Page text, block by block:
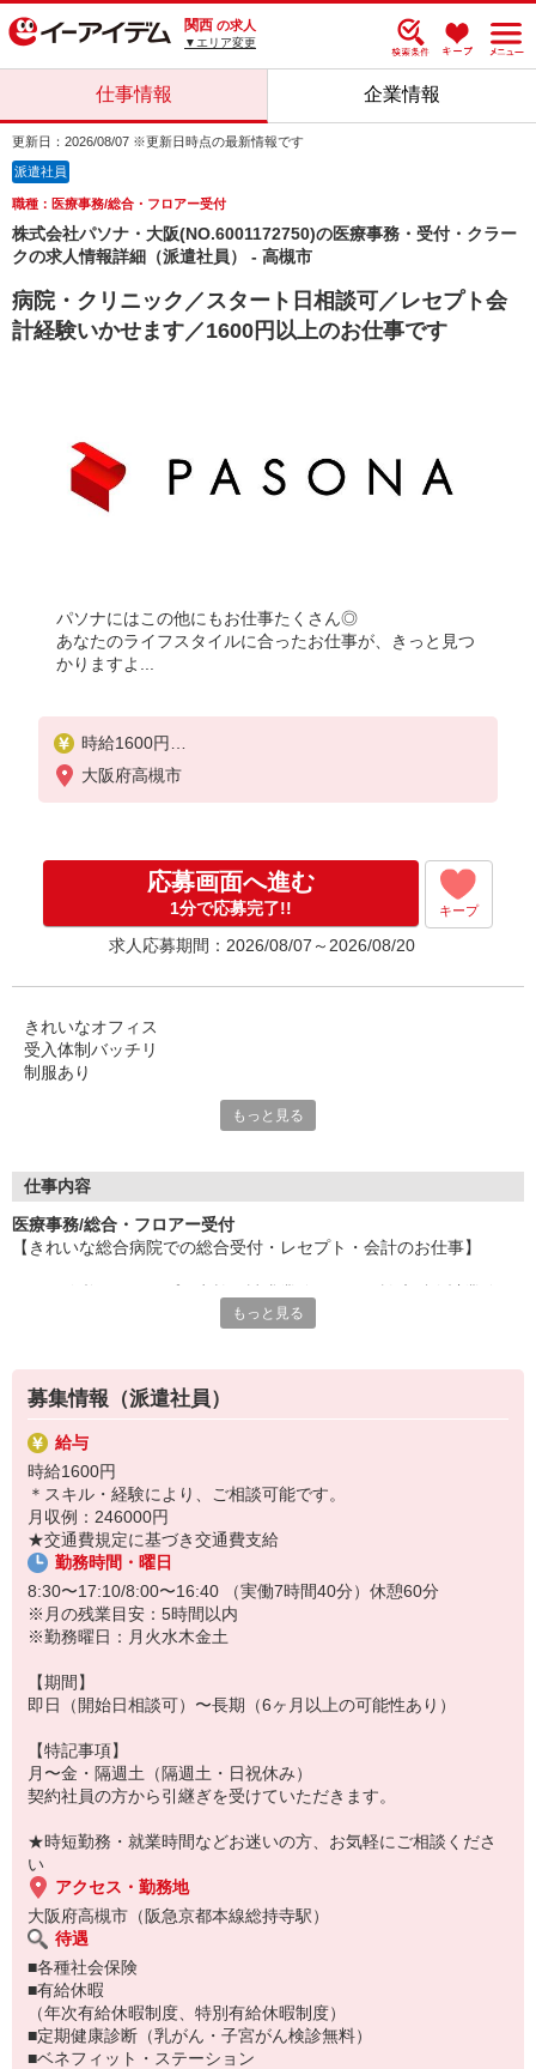
関西 の求人
▼エリア変更
仕事情報 企業情報
更新日：2026/08/07 ※更新日時点の最新情報です
派遣社員
職種：医療事務/総合・フロアー受付
株式会社パソナ・大阪(NO.6001172750)の医療事務・受付・クラー
クの求人情報詳細（派遣社員） - 高槻市
病院・クリニック／スタート日相談可／レセプト会
計経験いかせます／1600円以上のお仕事です
パソナにはこの他にもお仕事たくさん◎
あなたのライフスタイルに合ったお仕事が、きっと見つ
かりますよ...
時給1600円
＊スキル・経験により、ご相談可能です。
月収例：246000円
大阪府高槻市
応募画面へ進む
1分で応募完了!! キープ
求人応募期間：2026/08/07～2026/08/20
きれいなオフィス
受入体制バッチリ
制服あり
高時給の関西圏事務のお仕事多数！
高時給が魅力のパソナで、新しいスタート！
有給休暇（半休取得可）や交通費支給をはじめ、
「やりがいのある仕事にチャレンジしたい」
あなたのそんな思いを応援しています！
もっと見る
仕事内容
医療事務/総合・フロアー受付
【きれいな総合病院での総合受付・レセプト・会計のお仕事】
・レセプト作成・点検・請求業務
・外来会計業務
・診療会計業務
・総合受付案内
・各科外来受付
・窓口受付・電話対応
勤務時間
8:30〜17:10（休憩60分）
慣れてきたら8時〜16時40分（休憩60分）週1回か隔週に1回で可能
な方
お気軽にお問合せくださいませ♪
※土曜日月1回からでも相談可♪
（お仕事番号：6001172750）
もっと見る
募集情報（派遣社員）
給与
時給1600円
＊スキル・経験により、ご相談可能です。
月収例：246000円
★交通費規定に基づき交通費支給
勤務時間・曜日
8:30〜17:10/8:00〜16:40 （実働7時間40分）休憩60分
※月の残業目安：5時間以内
※勤務曜日：月火水木金土
【期間】
即日（開始日相談可）〜長期（6ヶ月以上の可能性あり）
【特記事項】
月〜金・隔週土（隔週土・日祝休み）
契約社員の方から引継ぎを受けていただきます。
★時短勤務・就業時間などお迷いの方、お気軽にご相談くださ
い
アクセス・勤務地
大阪府高槻市（阪急京都本線総持寺駅）
待遇
■各種社会保険
■有給休暇
（年次有給休暇制度、特別有給休暇制度）
■定期健康診断（乳がん・子宮がん検診無料）
■ベネフィット・ステーション